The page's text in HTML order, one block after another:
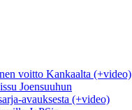
voitto Kankaalta (+video)
Joensuuhun
avauksesta (+video)